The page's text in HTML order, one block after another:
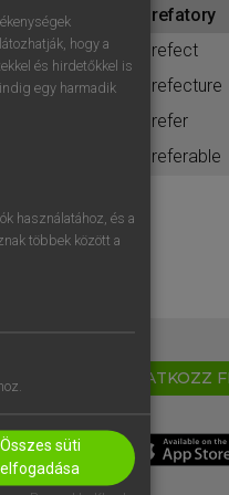
.
prefatory
prefect
prefecture
prefer
preferable
IRATKOZZ
hogy a
és hirdetőkkel is
egy harmadik
használatához, és a
többek között a
Összes süti
elfogadása